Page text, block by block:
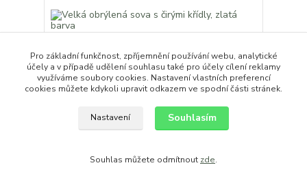
Velká obrýlená sova s čirými křídly, zlatá barva
Pro základní funkčnost, zpříjemnění používání webu, analytické
účely a v případě udělení souhlasu také pro účely cílení reklamy
využíváme soubory cookies. Nastavení vlastních preferencí
cookies můžete kdykoli upravit odkazem ve spodní části stránek.
Nastavení Souhlasím
Souhlas můžete odmítnout zde.